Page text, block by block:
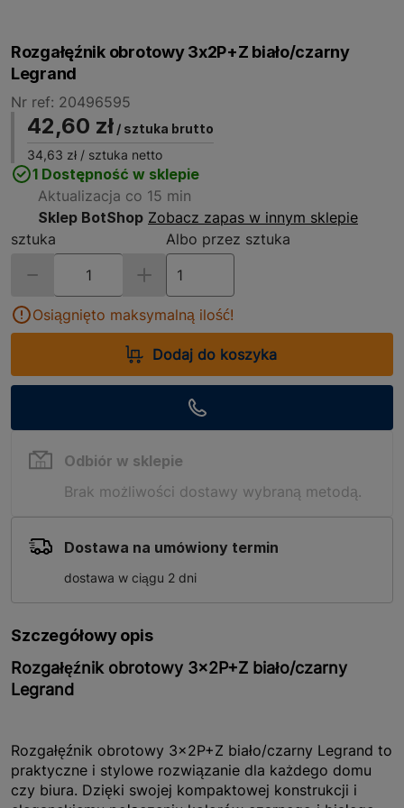
Rozgałęźnik obrotowy 3x2P+Z biało/czarny
Legrand
Nr ref: 20496595
42,60 zł / sztuka brutto
34,63 zł / sztuka netto
1 Dostępność w sklepie
Aktualizacja co 15 min
Sklep BotShop Zobacz zapas w innym sklepie
sztuka
Albo przez sztuka
Osiągnięto maksymalną ilość!
Dodaj do koszyka
Odbiór w sklepie
Brak możliwości dostawy wybraną metodą.
Dostawa na umówiony termin
dostawa w ciągu 2 dni
Szczegółowy opis
Rozgałęźnik obrotowy 3x2P+Z biało/czarny
Legrand
Rozgałęźnik obrotowy 3x2P+Z biało/czarny Legrand to
praktyczne i stylowe rozwiązanie dla każdego domu
czy biura. Dzięki swojej kompaktowej konstrukcji i